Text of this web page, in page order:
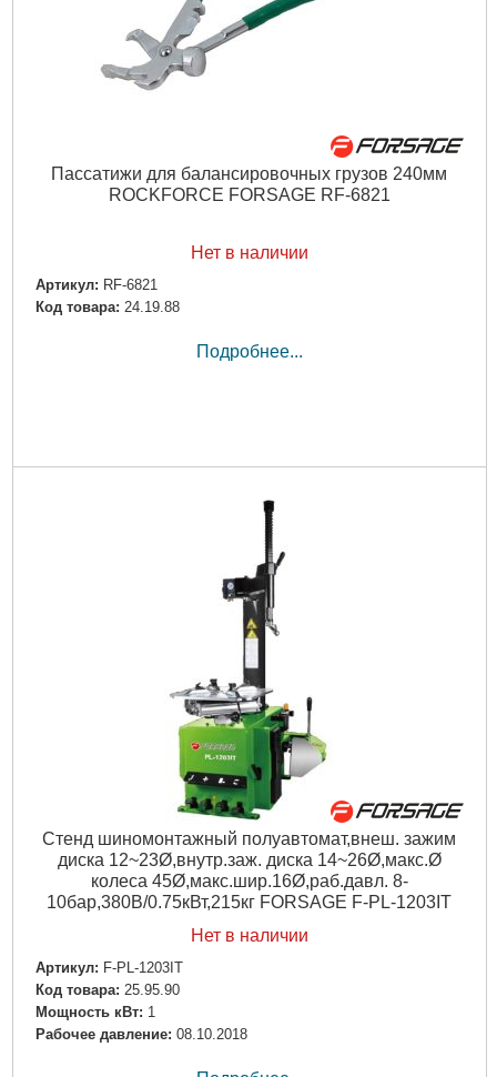
Пассатижи для балансировочных грузов 240мм
ROCKFORCE FORSAGE RF-6821
Нет в наличии
Артикул: RF-6821
Код товара: 24.19.88
Подробнее...
Стенд шиномонтажный полуавтомат,внеш. зажим
диска 12~23Ø,внутр.заж. диска 14~26Ø,макс.Ø
колеса 45Ø,макс.шир.16Ø,раб.давл. 8-
10бар,380В/0.75кВт,215кг FORSAGE F-PL-1203IT
Нет в наличии
Артикул: F-PL-1203IT
Код товара: 25.95.90
Мощность кВт: 1
Рабочее давление: 08.10.2018